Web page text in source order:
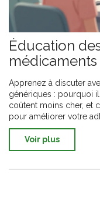
Éducation
en parler
Apprenez à discuter
génériques : pourquoi
coûtent moins cher, et
pour améliorer votre
Voir plus